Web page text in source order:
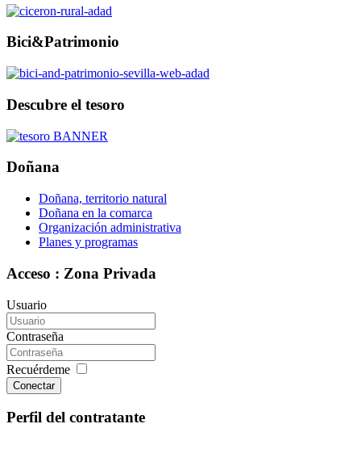
Bici&Patrimonio
Descubre el tesoro
Doñana
Doñana, territorio natural
Doñana en la comarca
Organización administrativa
Planes y programas
Acceso : Zona Privada
Usuario
Contraseña
Recuérdeme
Conectar
Perfil del contratante